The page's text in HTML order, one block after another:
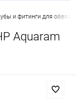
и фитинги для
Aquaram